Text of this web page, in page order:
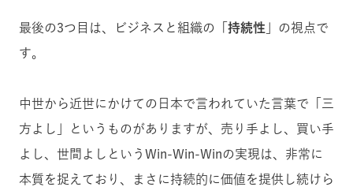
最後の3つ目は、ビジネスと組織の「 持続性 」の視点で
す。
中世から近世にかけての日本で言われていた言葉で「三
方よし」というものがありますが、売り手よし、買い手
よし、世間よしというWin-Win-Winの実現は、非常に
本質を捉えており、まさに持続的に価値を提供し続けら